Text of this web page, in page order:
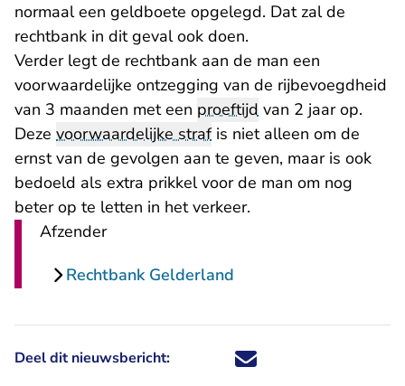
normaal een geldboete opgelegd. Dat zal de
rechtbank in dit geval ook doen.
Verder legt de rechtbank aan de man een
voorwaardelijke ontzegging van de rijbevoegdheid
van 3 maanden met een proeftijd van 2 jaar op.
Deze voorwaardelijke strafis niet alleen om de
ernst van de gevolgen aan te geven, maar is ook
bedoeld als extra prikkel voor de man om nog
beter op te letten in het verkeer.
Afzender
Rechtbank Gelderland
Deel dit nieuwsbericht: Deel dit nieuwsbericht via X -
Deel dit nieuwsbericht via
Deel dit nieuwsbericht
Deel dit